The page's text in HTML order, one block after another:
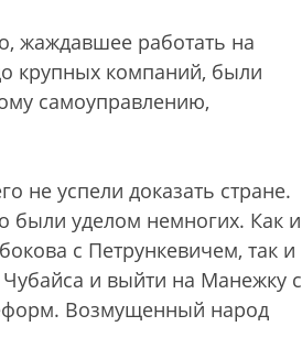
жаждавшее работать на
крупных компаний, были
самоуправлению,
не успели доказать стране.
были уделом немногих. Как и
с Петрункевичем, так и
и выйти на Манежку с
Возмущенный народ